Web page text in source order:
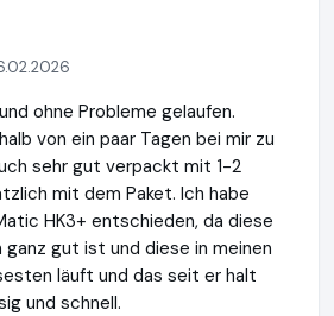
ohne Probleme gelaufen.
von ein paar Tagen bei mir zu
sehr gut verpackt mit 1-2
mit dem Paket. Ich habe
HK3+ entschieden, da diese
ganz gut ist und diese in meinen
läuft und das seit er halt
und schnell.